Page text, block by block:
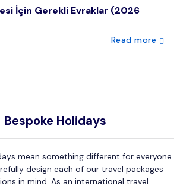
İçin Gerekli Evraklar (2026
Read more
Holidays
mean something different for everyone
design each of our travel packages
in mind. As an international travel